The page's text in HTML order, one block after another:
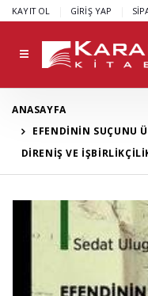
KAYIT OL GİRİŞ YAP
ANASAYFA
EFENDİNİN SUÇUNU
DİRENİŞ VE